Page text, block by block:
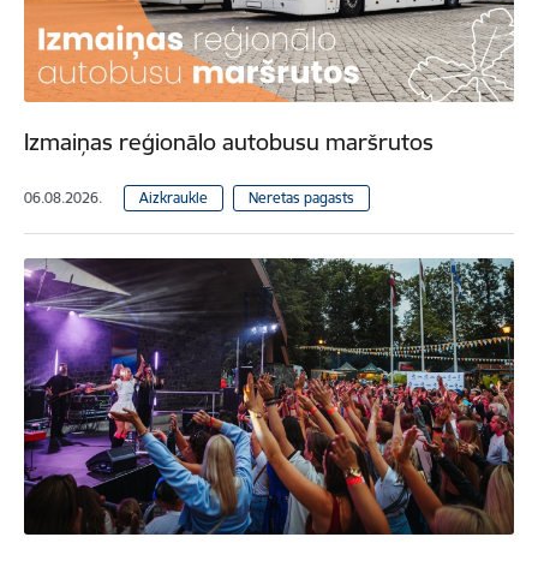
Izmaiņas reģionālo autobusu maršrutos
06.08.2026. Aizkraukle Neretas pagasts